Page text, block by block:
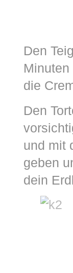
Den
die
Den
und mit
geben
dein